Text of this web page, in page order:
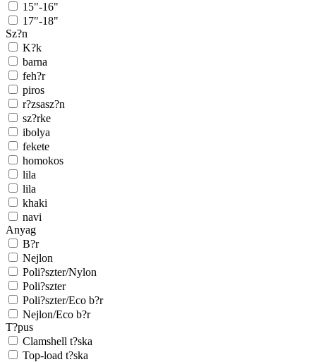
15"-16"
17"-18"
Sz?n
K?k
barna
feh?r
piros
r?zsasz?n
sz?rke
ibolya
fekete
homokos
lila
lila
khaki
navi
Anyag
B?r
Nejlon
Poli?szter/Nylon
Poli?szter
Poli?szter/Eco b?r
Nejlon/Eco b?r
T?pus
Clamshell t?ska
Top-load t?ska